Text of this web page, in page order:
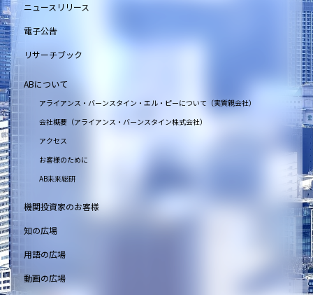
ニュースリリース
電子公告
リサーチブック
ABについて
アライアンス・バーンスタイン・エル・ピーについて（実質親会社）
会社概要（アライアンス・バーンスタイン株式会社）
アクセス
お客様のために
AB未来総研
機関投資家のお客様
知の広場
用語の広場
動画の広場